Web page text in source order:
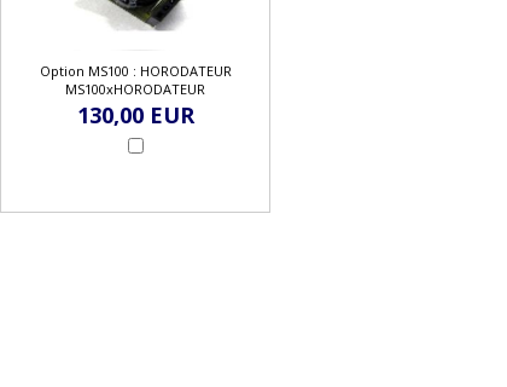
Option MS100 : HORODATEUR
MS100xHORODATEUR
130,00 EUR